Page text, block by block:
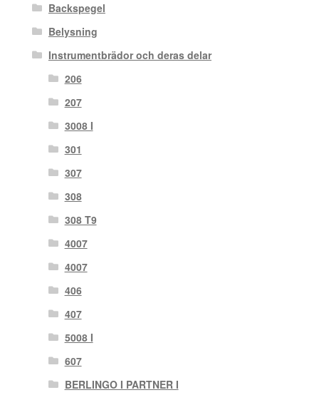
Backspegel
Belysning
Instrumentbrädor och deras delar
206
207
3008 I
301
307
308
308 T9
4007
4007
406
407
5008 I
607
BERLINGO I PARTNER I